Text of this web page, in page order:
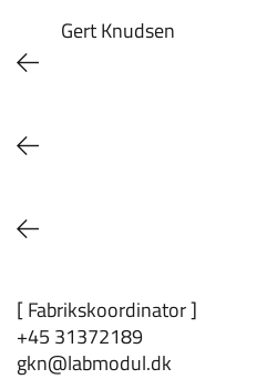
Gert Knudsen
[ Fabrikskoordinator ]
+45 31372189
gkn@labmodul.dk